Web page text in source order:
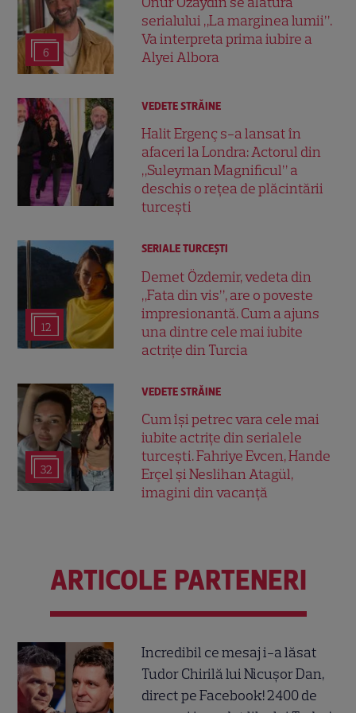
6
serialului „La marginea lumii”.
Va interpreta prima iubire a
Alyei Albora
VEDETE STRĂINE
Halit Ergenç s-a lansat în
afaceri la Londra: Actorul din
„Suleyman Magnificul” a
deschis o rețea de plăcintării
turcești
12
SERIALE TURCEŞTI
Demet Özdemir, vedeta din
„Fata din vis”, are o poveste
impresionantă. Cum a ajuns
una dintre cele mai iubite
actrițe din Turcia
32
VEDETE STRĂINE
Cum își petrec vara cele mai
iubite actrițe din serialele
turcești. Fahriye Evcen, Hande
Erçel și Neslihan Atagül,
imagini din vacanță
ARTICOLE PARTENERI
Incredibil ce mesaj i-a lăsat
Tudor Chirilă lui Nicușor Dan,
direct pe Facebook! 2400 de